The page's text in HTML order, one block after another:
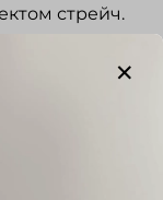
стрейч.
крючок.
бокам
молнии). Два
для